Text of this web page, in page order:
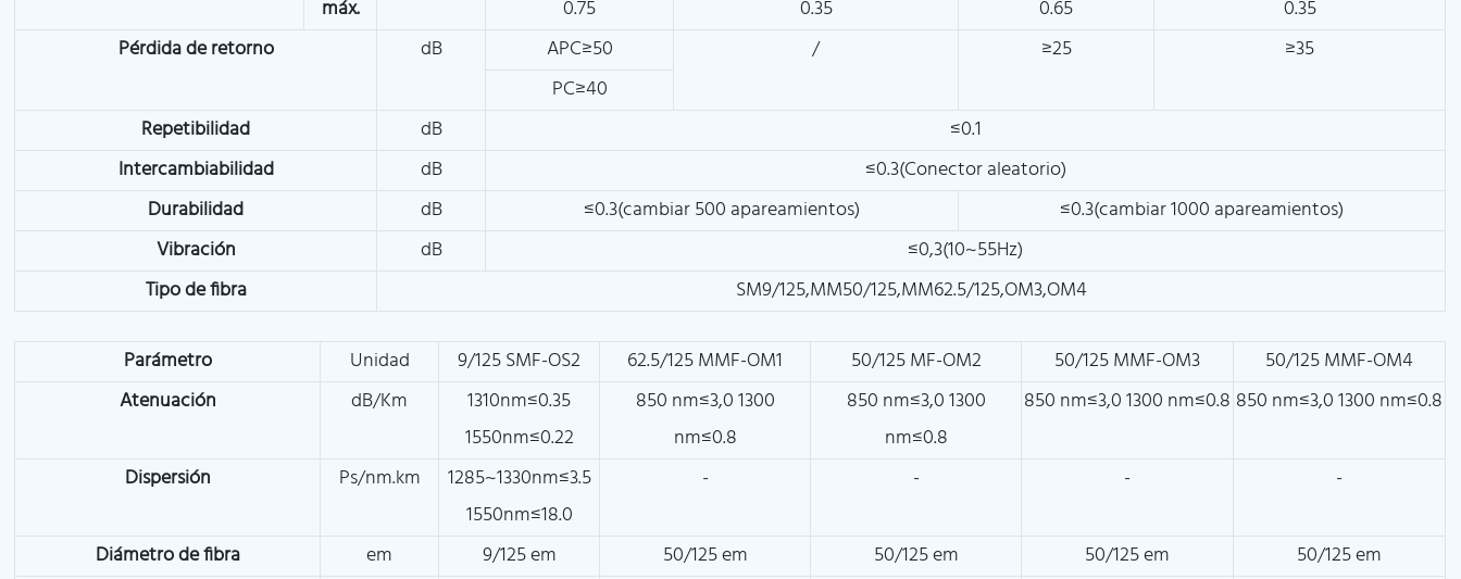
máx.
0.75 0.35 0.65
0.35
Pérdida de retorno
dB APC≥50 / ≥25
≥35
PC≥40
Repetibilidad
dB
≤0.1
Intercambiabilidad
dB
≤0.3(Conector aleatorio)
Durabilidad
dB ≤0.3(cambiar 500 apareamientos)
≤0.3(cambiar 1000 apareamientos)
Vibración
dB
≤0,3(10~55Hz)
Tipo de fibra
SM9/125,MM50/125,MM62.5/125,OM3,OM4
Parámetro Unidad 9/125 SMF-OS2 62.5/125 MMF-OM1 50/125 MF-OM2 50/125 MMF-OM3
50/125 MMF-OM4
Atenuación
dB/Km
1310nm≤0.35
1550nm≤0.22
850 nm≤3,0 1300
nm≤0.8
850 nm≤3,0 1300
nm≤0.8
850 nm≤3,0 1300 nm≤0.8 850 nm≤3,0 1300 nm≤0.8
Dispersión Ps/nm.km
1285~1330nm≤3.5
1550nm≤18.0
- - - -
Diámetro de fibra em 9/125 em 50/125 em 50/125 em 50/125 em
50/125 em